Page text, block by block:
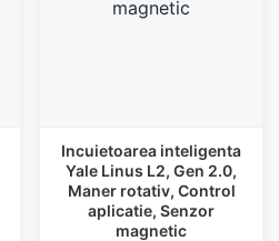
Incuietoarea inteligenta
Yale Linus L2, Gen 2.0,
Maner rotativ, Control
aplicatie, Senzor
magnetic